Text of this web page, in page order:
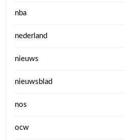
nba
nederland
nieuws
nieuwsblad
nos
ocw